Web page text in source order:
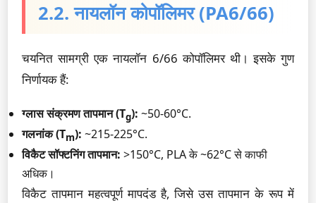
2.2. नायलॉन कोपॉलिमर (PA6/66)
चयनित सामग्री एक नायलॉन 6/66 कोपॉलिमर थी। इसके गुण
निर्णायक हैं:
ग्लास संक्रमण तापमान (Tg): ~50-60°C.
गलनांक (Tm): ~215-225°C.
विकैट सॉफ्टनिंग तापमान: >150°C, PLA के ~62°C से काफी
अधिक।
विकैट तापमान महत्वपूर्ण मापदंड है, जिसे उस तापमान के रूप में